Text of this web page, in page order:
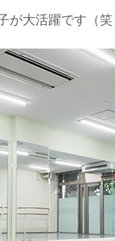
が大活躍です（